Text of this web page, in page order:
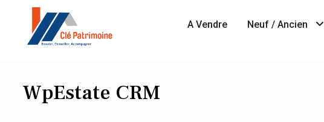
A Vendre Neuf / Ancien
WpEstate CRM